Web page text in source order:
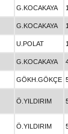
G.KOCAKAYA
G.KOCAKAYA
U.POLAT
G.KOCAKAYA
GÖKH.GÖKÇE
Ö.YILDIRIM
Ö.YILDIRIM